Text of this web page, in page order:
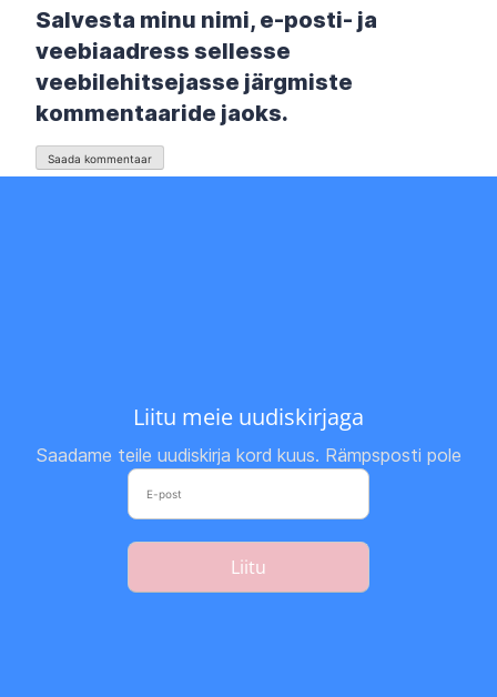
Salvesta minu nimi, e-posti- ja
veebiaadress sellesse
veebilehitsejasse järgmiste
kommentaaride jaoks.
Liitu meie uudiskirjaga
Saadame teile uudiskirja kord kuus. Rämpsposti pole
Liitu